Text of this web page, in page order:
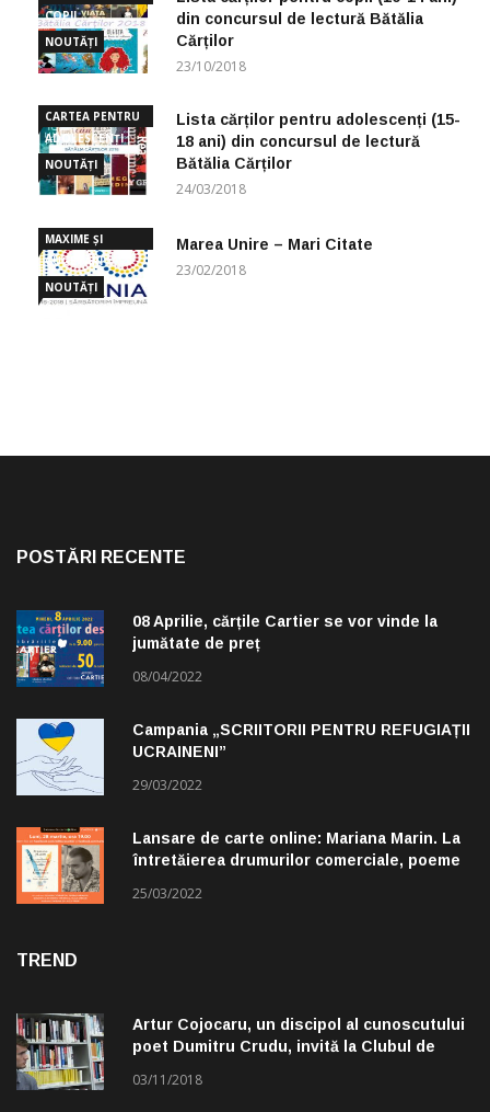
COPII
NOUTĂȚI
din concursul de lectură Bătălia
Cărților
23/10/2018
CARTEA PENTRU
ADOLESCENȚI
NOUTĂȚI
Lista cărților pentru adolescenți (15-
18 ani) din concursul de lectură
Bătălia Cărților
24/03/2018
MAXIME ȘI
CUGETĂRI
NOUTĂȚI
Marea Unire – Mari Citate
23/02/2018
POSTĂRI RECENTE
08 Aprilie, cărțile Cartier se vor vinde la
jumătate de preț
08/04/2022
Campania „SCRIITORII PENTRU REFUGIAȚII
UCRAINENI”
29/03/2022
Lansare de carte online: Mariana Marin. La
întretăierea drumurilor comerciale, poeme
25/03/2022
TREND
Artur Cojocaru, un discipol al cunoscutului
poet Dumitru Crudu, invită la Clubul de
03/11/2018